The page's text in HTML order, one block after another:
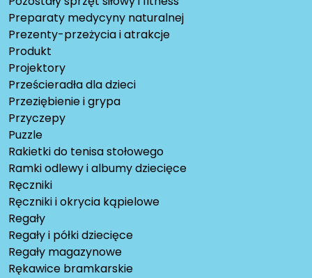
Preparaty medycyny naturalnej
Prezenty-przeżycia i atrakcje
Produkt
Projektory
Prześcieradła dla dzieci
Przeziębienie i grypa
Przyczepy
Puzzle
Rakietki do tenisa stołowego
Ramki odlewy i albumy dziecięce
Ręczniki
Ręczniki i okrycia kąpielowe
Regały
Regały i półki dziecięce
Regały magazynowe
Rękawice bramkarskie